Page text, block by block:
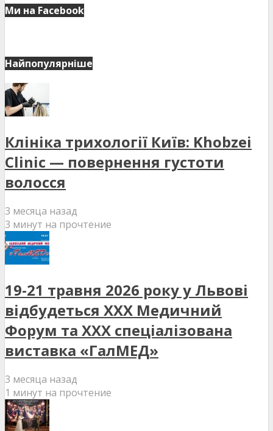
Ми на Facebook
Найпопулярніше
Клініка трихології Київ: Khobzei
Clinic — повернення густоти
волосся
3 месяца назад
3 минут на прочтение
19-21 травня 2026 року у Львові
відбудеться XXX Медичний
Форум та XXX спеціалізована
виставка «ГалМЕД»
3 месяца назад
1 минут на прочтение